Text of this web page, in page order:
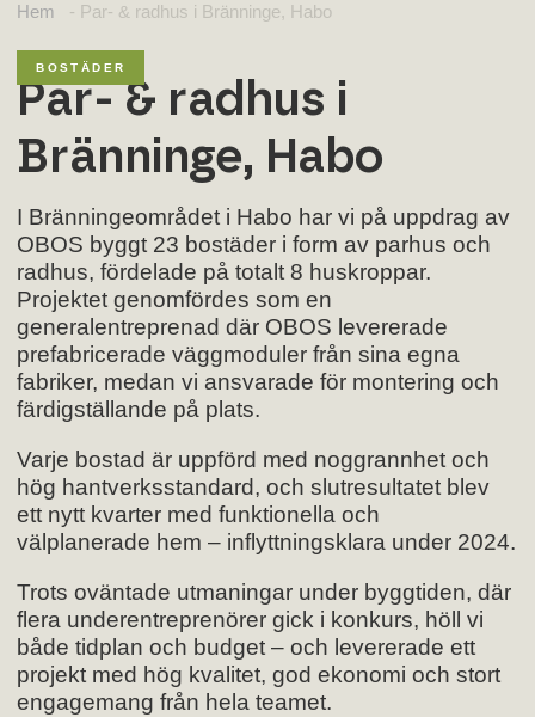
Hem - Par- & radhus i Bränninge, Habo
BOSTÄDER
Par- & radhus i
Bränninge, Habo
I Bränningeområdet i Habo har vi på uppdrag av
OBOS byggt 23 bostäder i form av parhus och
radhus, fördelade på totalt 8 huskroppar.
Projektet genomfördes som en
generalentreprenad där OBOS levererade
prefabricerade väggmoduler från sina egna
fabriker, medan vi ansvarade för montering och
färdigställande på plats.
Varje bostad är uppförd med noggrannhet och
hög hantverksstandard, och slutresultatet blev
ett nytt kvarter med funktionella och
välplanerade hem – inflyttningsklara under 2024.
Trots oväntade utmaningar under byggtiden, där
flera underentreprenörer gick i konkurs, höll vi
både tidplan och budget – och levererade ett
projekt med hög kvalitet, god ekonomi och stort
engagemang från hela teamet.